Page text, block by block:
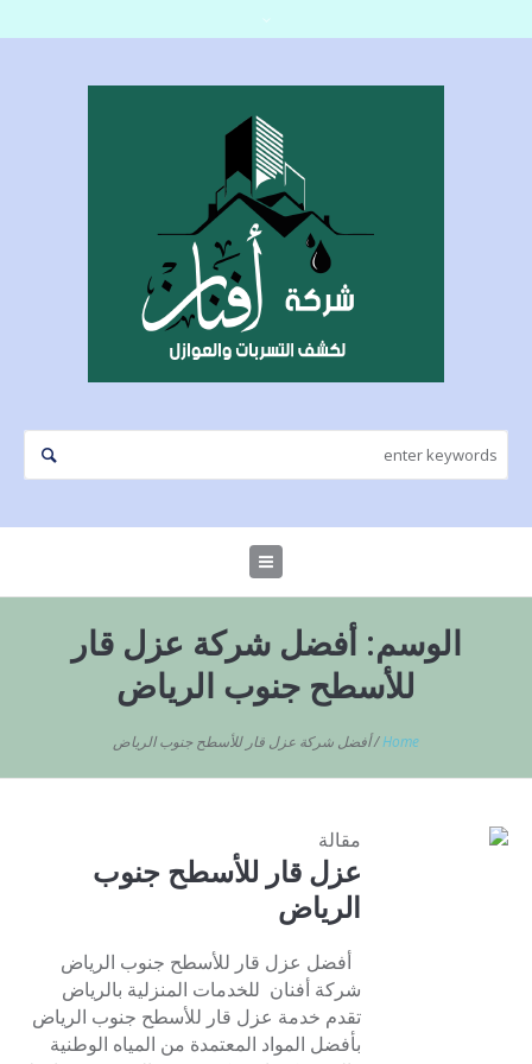
الوسم:أفضل شركة عزل قار
للأسطح جنوب الرياض
Home
/أفضل شركة عزل قار للأسطح جنوب الرياض
مقالة
عزل قار للأسطح جنوب
الرياض
أفضل عزل قار للأسطح جنوب الرياض
شركة أفنان للخدمات المنزلية بالرياض
تقدم خدمة عزل قار للأسطح جنوب الرياض
بأفضل المواد المعتمدة من المياه الوطنية